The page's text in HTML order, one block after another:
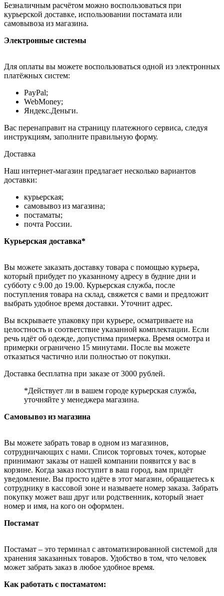
Безналичным расчётом можно воспользоваться при
курьерской доставке, использовании постамата или
самовывоза из магазина.
Электронные системы
Для оплаты вы можете воспользоваться одной из электронных
платёжных систем:
PayPal;
WebMoney;
Яндекс.Деньги.
Вас перенаправит на страницу платежного сервиса, следуя
инструкциям, заполните правильную форму.
Доставка
Наш интернет-магазин предлагает несколько вариантов
доставки:
курьерская;
самовывоз из магазина;
постаматы;
почта России.
Курьерская доставка*
Вы можете заказать доставку товара с помощью курьера,
который прибудет по указанному адресу в будние дни и
субботу с 9.00 до 19.00. Курьерская служба, после
поступления товара на склад, свяжется с вами и предложит
выбрать удобное время доставки. Уточнит адрес.
Вы вскрываете упаковку при курьере, осматриваете на
целостность и соответствие указанной комплектации. Если
речь идёт об одежде, допустима примерка. Время осмотра и
примерки ограничено 15 минутами. После вы можете
отказаться частично или полностью от покупки.
Доставка бесплатна при заказе от 3000 рублей.
*Действует ли в вашем городе курьерская служба,
уточняйте у менеджера магазина.
Самовывоз из магазина
Вы можете забрать товар в одном из магазинов,
сотрудничающих с нами. Список торговых точек, которые
принимают заказы от нашей компании появится у вас в
корзине. Когда заказ поступит в ваш город, вам придёт
уведомление. Вы просто идёте в этот магазин, обращаетесь к
сотруднику в кассовой зоне и называете номер заказа. Забрать
покупку может ваш друг или родственник, который знает
номер и имя, на кого он оформлен.
Постамат
Постамат – это терминал с автоматизированной системой для
хранения заказанных товаров. Удобство в том, что человек
может забрать заказ в любое удобное время.
Как работать с постаматом: